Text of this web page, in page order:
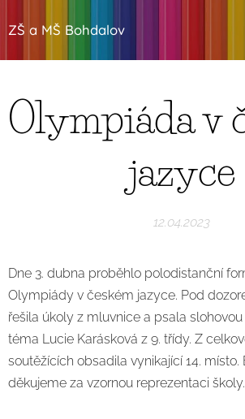
ZŠ a MŠ Bohdalov
Olympiáda v
jazyce
12.04.2023
Dne 3. dubna proběhlo polodistanční
Olympiády v českém jazyce. Pod
řešila úkoly z mluvnice a psala
téma Lucie Karásková z 9. třídy. Z
soutěžících obsadila vynikající 14. místo.
děkujeme za vzornou reprezentaci školy.